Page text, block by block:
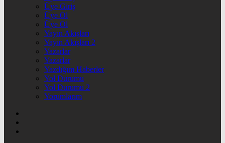
Üye Giriş
Üye Ol
Üye Ol
Yayın Akışları
Yayın Akışları 2
Yazarlar
Yazarlar
Yazdığım Haberler
Yol Durumu
Yol Durumu 2
Yorumlarım